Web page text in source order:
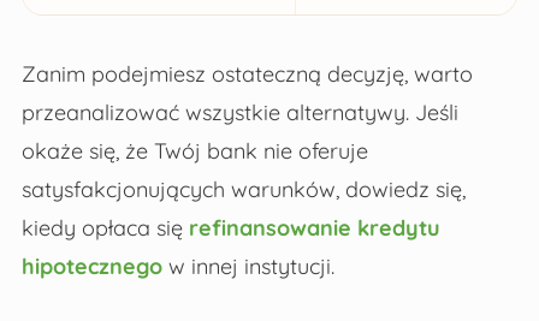
Zanim podejmiesz ostateczną decyzję, warto
przeanalizować wszystkie alternatywy. Jeśli
okaże się, że Twój bank nie oferuje
satysfakcjonujących warunków, dowiedz się,
kiedy opłaca się refinansowanie kredytu
hipotecznegow innej instytucji.